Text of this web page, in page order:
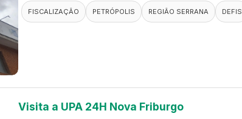
FISCALIZAÇÃO PETRÓPOLIS REGIÃO SERRANA DEFIS
Visita a UPA 24H Nova Friburgo